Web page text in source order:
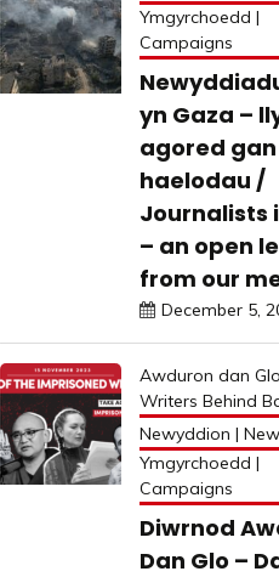
Ymgyrchoedd |
Campaigns
yn Gaza –
agored
haelodau /
Journalists
– an open
from our
December 5,
Awduron dan
Writers Behind
Newyddion |
Ymgyrchoedd |
Campaigns
Diwrnod
Dan Glo –